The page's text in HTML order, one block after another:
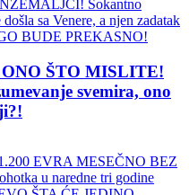
ŠTO MISLITE!
svemira, ono